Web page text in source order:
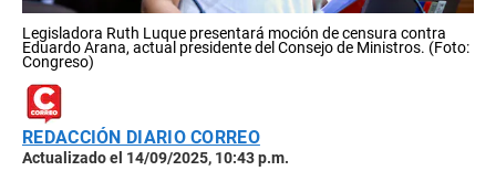
Legisladora Ruth Luque presentará moción de censura contra
Eduardo Arana, actual presidente del Consejo de Ministros. (Foto:
Congreso)
REDACCIÓN DIARIO CORREO
Actualizado el 14/09/2025, 10:43 p.m.